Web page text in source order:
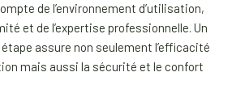
de l’environnement d’utilisation,
et de l’expertise professionnelle. Un
assure non seulement l’efficacité
mais aussi la sécurité et le confort